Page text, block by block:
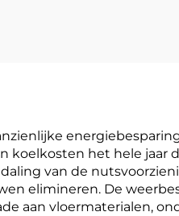
koelkosten het hele
van de
elimineren. De
aan vloermaterialen,